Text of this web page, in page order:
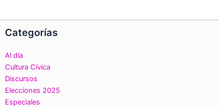
Categorías
Al día
Cultura Cívica
Discursos
Elecciones 2025
Especiales